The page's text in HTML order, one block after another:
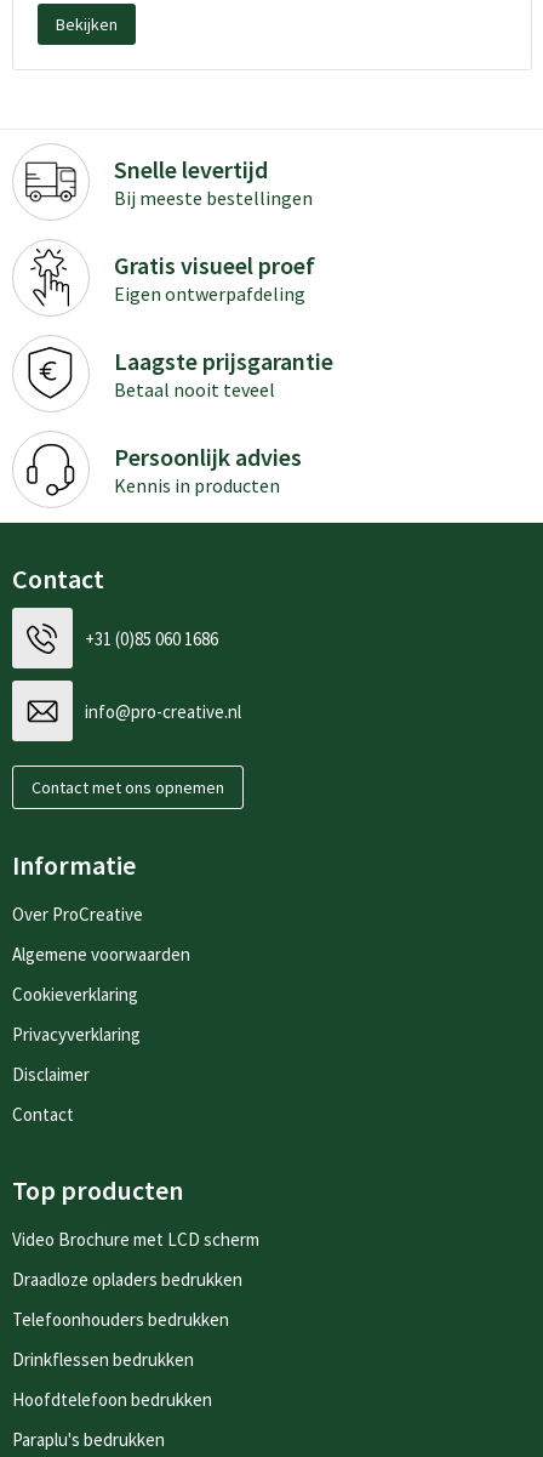
Bekijken
Snelle levertijd
Bij meeste bestellingen
Gratis visueel proef
Eigen ontwerpafdeling
Laagste prijsgarantie
Betaal nooit teveel
Persoonlijk advies
Kennis in producten
Contact
+31 (0)85 060 1686
info@pro-creative.nl
Contact met ons opnemen
Informatie
Over ProCreative
Algemene voorwaarden
Cookieverklaring
Privacyverklaring
Disclaimer
Contact
Top producten
Video Brochure met LCD scherm
Draadloze opladers bedrukken
Telefoonhouders bedrukken
Drinkflessen bedrukken
Hoofdtelefoon bedrukken
Paraplu's bedrukken